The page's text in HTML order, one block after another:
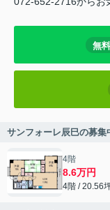
無料
サンフォーレ辰巳の募集
4階
8.6万円
4階 / 20.56